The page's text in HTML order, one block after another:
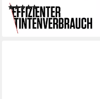
(5)
459,90 €
lieferbar - in 6-7 Werktagen bei dir